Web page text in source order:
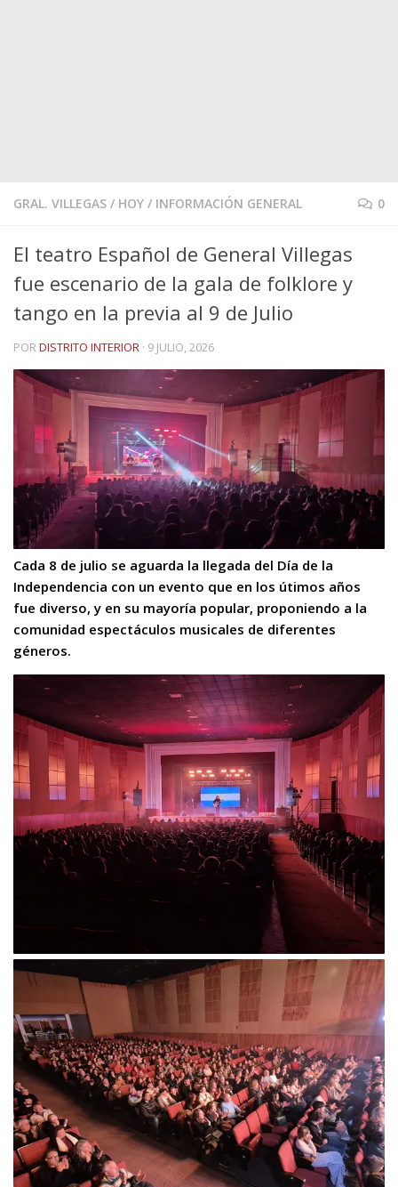
GRAL. VILLEGAS / HOY / INFORMACIÓN GENERAL 0
El teatro Español de General Villegas
fue escenario de la gala de folklore y
tango en la previa al 9 de Julio
PORDISTRITO INTERIOR · 9 JULIO, 2026
Cada 8 de julio se aguarda la llegada del Día de la
Independencia con un evento que en los útimos años
fue diverso, y en su mayoría popular, proponiendo a la
comunidad espectáculos musicales de diferentes
géneros.